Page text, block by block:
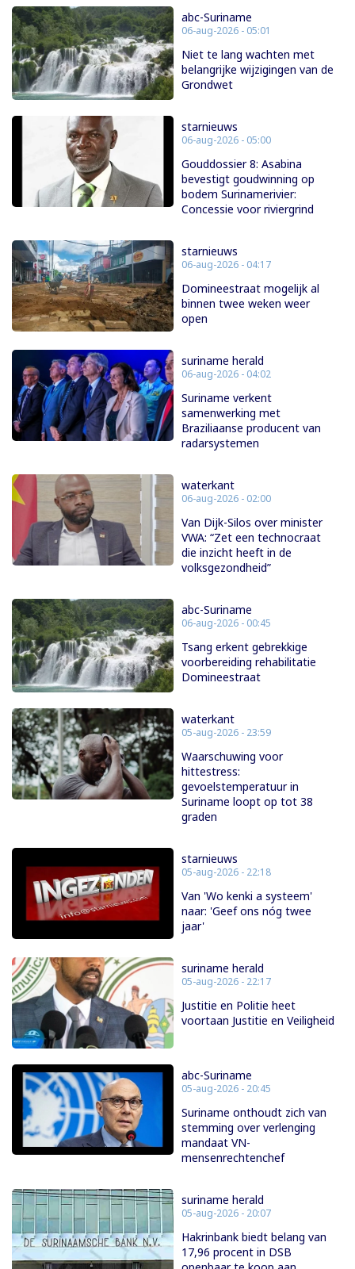
abc-Suriname
06-aug-2026 - 05:01
Niet te lang wachten met
belangrijke wijzigingen van de
Grondwet
starnieuws
06-aug-2026 - 05:00
Gouddossier 8: Asabina
bevestigt goudwinning op
bodem Surinamerivier:
Concessie voor riviergrind
starnieuws
06-aug-2026 - 04:17
Domineestraat mogelijk al
binnen twee weken weer
open
suriname herald
06-aug-2026 - 04:02
Suriname verkent
samenwerking met
Braziliaanse producent van
radarsystemen
waterkant
06-aug-2026 - 02:00
Van Dijk-Silos over minister
VWA: “Zet een technocraat
die inzicht heeft in de
volksgezondheid”
abc-Suriname
06-aug-2026 - 00:45
Tsang erkent gebrekkige
voorbereiding rehabilitatie
Domineestraat
waterkant
05-aug-2026 - 23:59
Waarschuwing voor
hittestress:
gevoelstemperatuur in
Suriname loopt op tot 38
graden
starnieuws
05-aug-2026 - 22:18
Van 'Wo kenki a systeem'
naar: 'Geef ons nóg twee
jaar'
suriname herald
05-aug-2026 - 22:17
Justitie en Politie heet
voortaan Justitie en Veiligheid
abc-Suriname
05-aug-2026 - 20:45
Suriname onthoudt zich van
stemming over verlenging
mandaat VN-
mensenrechtenchef
suriname herald
05-aug-2026 - 20:07
Hakrinbank biedt belang van
17,96 procent in DSB